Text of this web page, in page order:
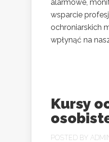
alarmowe,
wsparcie
ochroniarskich
wpłynąć na
Kursy
POSTED BY